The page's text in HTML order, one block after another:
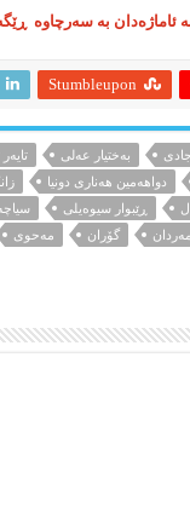
ئاماژەدان بە سەرچاوە
Stumbleupon
بەختیار عەلی
دواهەمین هەناری دونیا
ڕێبوار سیوەیلی
گۆران مەحوی